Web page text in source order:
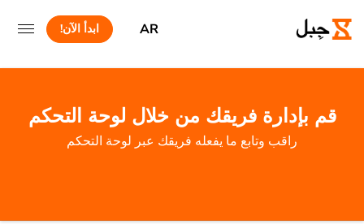
AR ابدأ الآن!
قم بإدارة فريقك من خلال لوحة التحكم
راقب وتابع ما يفعله فريقك عبر لوحة التحكم